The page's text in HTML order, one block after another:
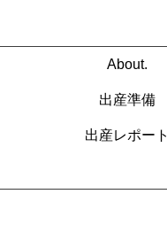
About.
出産準備
出産レポート